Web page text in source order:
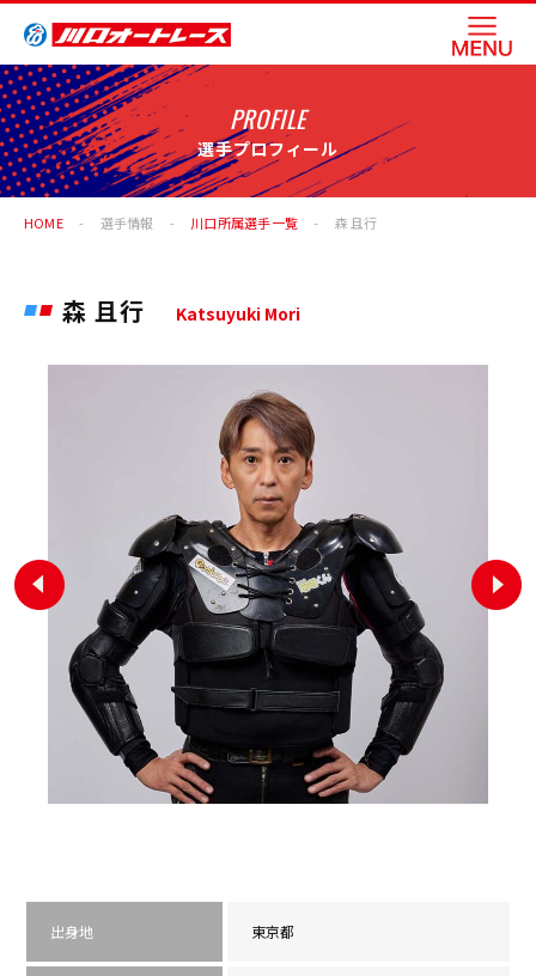
PROFILE
選手プロフィール
HOME 選手情報 川口所属選手一覧 森 且行
森 且行 Katsuyuki Mori
出身地 東京都